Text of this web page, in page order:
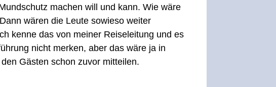
machen will und kann. Wie wäre
wären die Leute sowieso weiter
kenne das von meiner Reiseleitung und es
nicht merken, aber das wäre ja in
Gästen schon zuvor mitteilen.